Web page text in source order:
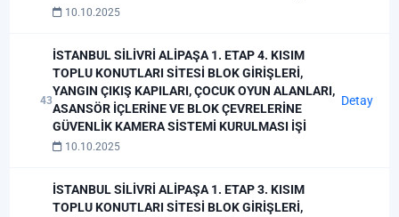
10.10.2025
43
İSTANBUL SİLİVRİ ALİPAŞA 1. ETAP 4. KISIM
TOPLU KONUTLARI SİTESİ BLOK GİRİŞLERİ,
YANGIN ÇIKIŞ KAPILARI, ÇOCUK OYUN ALANLARI,
ASANSÖR İÇLERİNE VE BLOK ÇEVRELERİNE
GÜVENLİK KAMERA SİSTEMİ KURULMASI İŞİ
10.10.2025
Detay
İSTANBUL SİLİVRİ ALİPAŞA 1. ETAP 3. KISIM
TOPLU KONUTLARI SİTESİ BLOK GİRİŞLERİ,